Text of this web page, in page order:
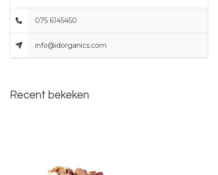
075 6145450
info@idorganics.com
Recent bekeken